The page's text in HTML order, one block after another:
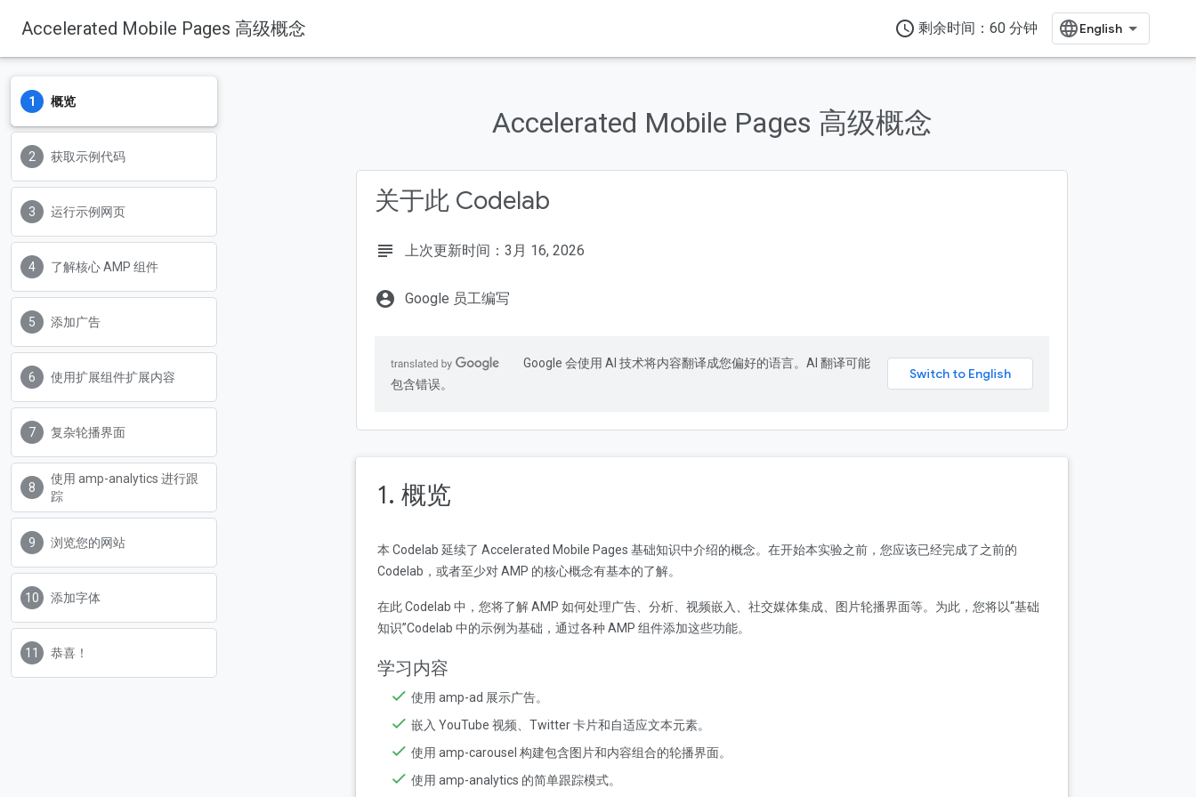
Accelerated Mobile Pages 高级概念 access_time 剩余时间：60 分钟
概览
获取示例代码
运行示例网页
了解核心 AMP 组件
添加广告
使用扩展组件扩展内容
复杂轮播界面
使用 amp-analytics 进行跟
踪
浏览您的网站
添加字体
恭喜！
Accelerated Mobile Pages 高级概念
关于此 Codelab
subject 上次更新时间：3月 16, 2026
account_circle Google 员工编写
Google 会使用 AI 技术将内容翻译成您偏好的语言。AI 翻译可能
包含错误。
1. 概览
本 Codelab 延续了 Accelerated Mobile Pages 基础知识中介绍的概念。在开始本实验之前，您应该已经完成了之前的
Codelab，或者至少对 AMP 的核心概念有基本的了解。
在此 Codelab 中，您将了解 AMP 如何处理广告、分析、视频嵌入、社交媒体集成、图片轮播界面等。为此，您将以“基础
知识”Codelab 中的示例为基础，通过各种 AMP 组件添加这些功能。
学习内容
使用 amp-ad 展示广告。
嵌入 YouTube 视频、Twitter 卡片和自适应文本元素。
使用 amp-carousel 构建包含图片和内容组合的轮播界面。
使用 amp-analytics 的简单跟踪模式。